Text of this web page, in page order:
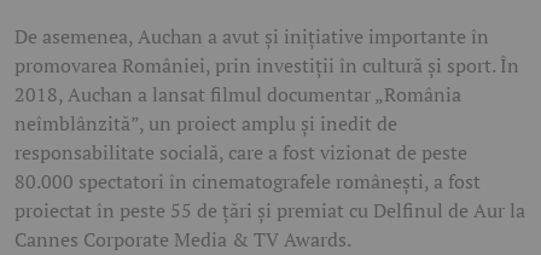
De asemenea, Auchan a avut și inițiative importante în
promovarea României, prin investiții în cultură și sport. În
2018, Auchan a lansat filmul documentar „România
neîmblânzită”, un proiect amplu și inedit de
responsabilitate socială, care a fost vizionat de peste
80.000 spectatori în cinematografele românești, a fost
proiectat în peste 55 de țări și premiat cu Delfinul de Aur la
Cannes Corporate Media & TV Awards.